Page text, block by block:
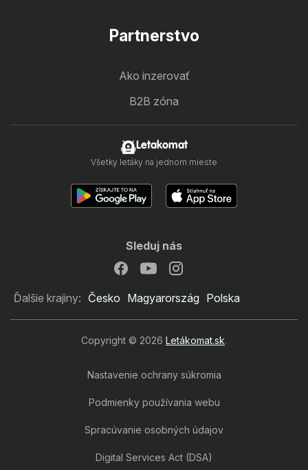
Tesco leták
Partnerstvo
Ako inzerovať
B2B zóna
Letakomat
Všetky letáky na jednom mieste
Sleduj nás
Ďalšie krajiny: Česko Magyarország Polska
Copyright © 2026 Letákomat.sk.
Nastavenie ochrany súkromia
Podmienky používania webu
Spracúvanie osobných údajov
Digital Services Act (DSA)